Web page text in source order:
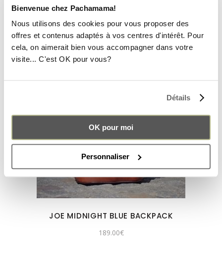
Bienvenue chez Pachamama!
Nous utilisons des cookies pour vous proposer des
offres et contenus adaptés à vos centres d'intérêt. Pour
cela, on aimerait bien vous accompagner dans votre
visite... C'est OK pour vous?
Détails
OK pour moi
Personnaliser
189.00
JOE MIDNIGHT BLUE BACKPACK
189.00€